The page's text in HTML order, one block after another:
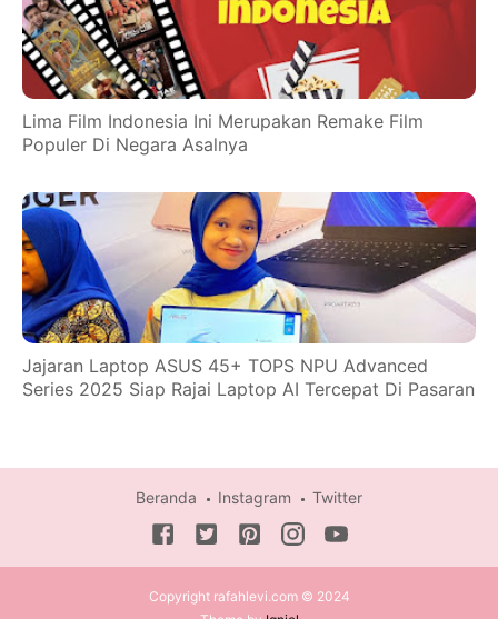
Lima Film Indonesia Ini Merupakan Remake Film
Populer Di Negara Asalnya
Jajaran Laptop ASUS 45+ TOPS NPU Advanced
Series 2025 Siap Rajai Laptop AI Tercepat Di Pasaran
Beranda Instagram Twitter
Copyright rafahlevi.com © 2024